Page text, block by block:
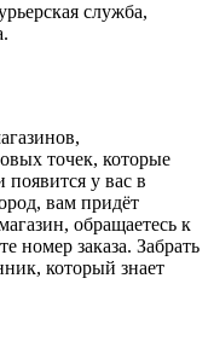
служба,
точек, которые
у вас в
вам придёт
обращаетесь к
номер заказа. Забрать
который знает